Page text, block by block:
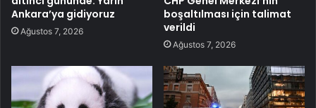
Ankara’ya gidiyoruz
Ağustos 7, 2026
boşaltılması için talimat
verildi
Ağustos 7, 2026